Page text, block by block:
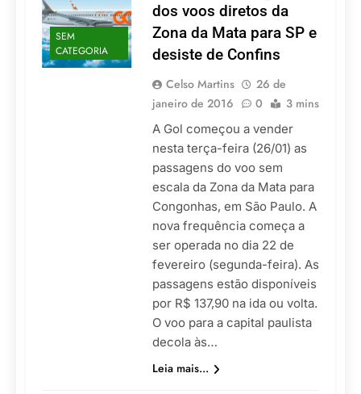
SEM
CATEGORIA
dos voos diretos da
Zona da Mata para SP e
desiste de Confins
Celso Martins
26 de
janeiro de 2016
0 3 mins
A Gol começou a vender
nesta terça-feira (26/01) as
passagens do voo sem
escala da Zona da Mata para
Congonhas, em São Paulo. A
nova frequência começa a
ser operada no dia 22 de
fevereiro (segunda-feira). As
passagens estão disponíveis
por R$ 137,90 na ida ou volta.
O voo para a capital paulista
decola às…
Leia mais...